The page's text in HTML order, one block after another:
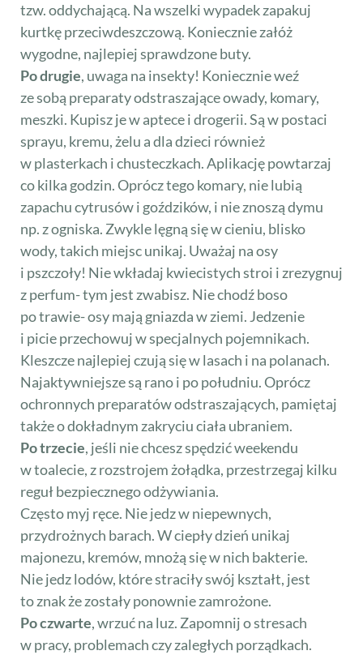
tzw. oddychającą. Na wszelki wypadek zapakuj
kurtkę przeciwdeszczową. Koniecznie załóż
wygodne, najlepiej sprawdzone buty.
Po drugie, uwaga na insekty! Koniecznie weź
ze sobą preparaty odstraszające owady, komary,
meszki. Kupisz je w aptece i drogerii. Są w postaci
sprayu, kremu, żelu a dla dzieci również
w plasterkach i chusteczkach. Aplikację powtarzaj
co kilka godzin. Oprócz tego komary, nie lubią
zapachu cytrusów i goździków, i nie znoszą dymu
np. z ogniska. Zwykle lęgną się w cieniu, blisko
wody, takich miejsc unikaj. Uważaj na osy
i pszczoły! Nie wkładaj kwiecistych stroi i zrezygnuj
z perfum- tym jest zwabisz. Nie chodź boso
po trawie- osy mają gniazda w ziemi. Jedzenie
i picie przechowuj w specjalnych pojemnikach.
Kleszcze najlepiej czują się w lasach i na polanach.
Najaktywniejsze są rano i po południu. Oprócz
ochronnych preparatów odstraszających, pamiętaj
także o dokładnym zakryciu ciała ubraniem.
Po trzecie, jeśli nie chcesz spędzić weekendu
w toalecie, z rozstrojem żołądka, przestrzegaj kilku
reguł bezpiecznego odżywiania.
Często myj ręce. Nie jedz w niepewnych,
przydrożnych barach. W ciepły dzień unikaj
majonezu, kremów, mnożą się w nich bakterie.
Nie jedz lodów, które straciły swój kształt, jest
to znak że zostały ponownie zamrożone.
Po czwarte, wrzuć na luz. Zapomnij o stresach
w pracy, problemach czy zaległych porządkach.